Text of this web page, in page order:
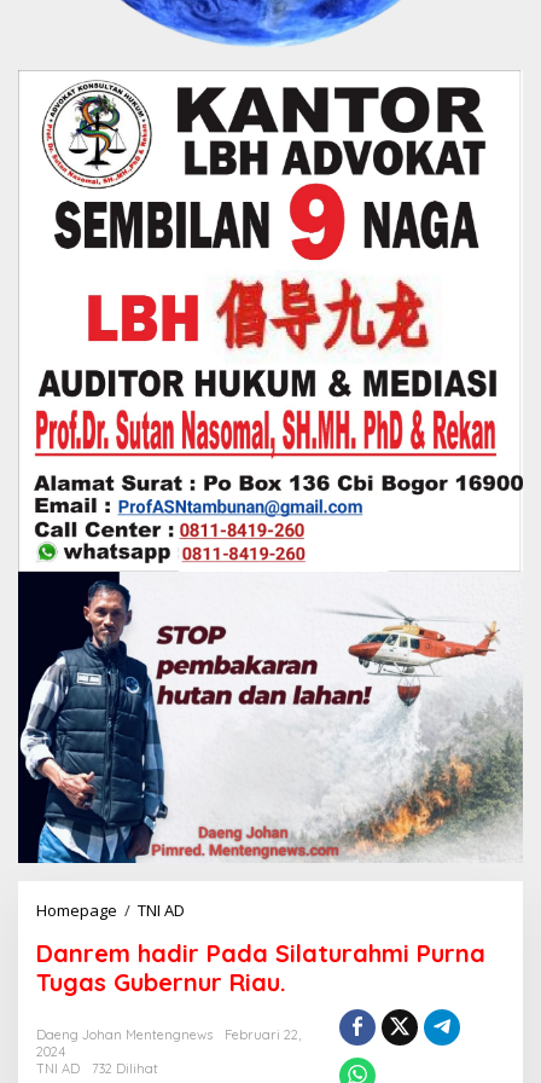
Homepage / TNI AD
n
r
e
h
Danrem hadir Pada Silaturahmi Purna
Tugas Gubernur Riau.
Daeng Johan Mentengnews
Februari 22,
2024
TNI AD
732 Dilihat